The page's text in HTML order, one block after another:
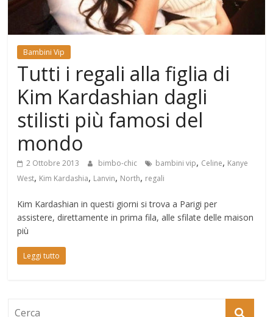
Mondo
Bambini Vip
Tutti i regali alla figlia di
Kim Kardashian dagli
stilisti più famosi del
mondo
2 Ottobre 2013 bimbo-chic bambini vip, Celine, Kanye
West, Kim Kardashia, Lanvin, North, regali
Kim Kardashian in questi giorni si trova a Parigi per
assistere, direttamente in prima fila, alle sfilate delle maison
più
Leggi tutto